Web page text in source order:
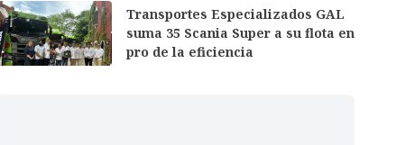
Transportes Especializados GAL
suma 35 Scania Super a su flota en
pro de la eficiencia